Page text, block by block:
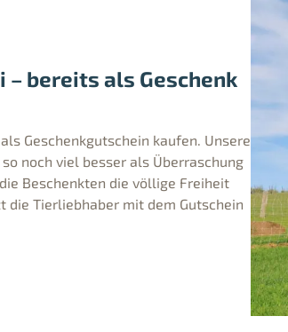
– bereits als Geschenk
Geschenkgutschein kaufen. Unsere
noch viel besser als Überraschung
Beschenkten die völlige Freiheit
die Tierliebhaber mit dem Gutschein